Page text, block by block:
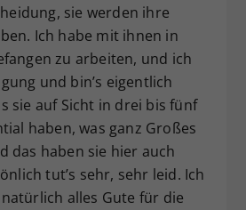
sie werden ihre
Ich habe mit ihnen in
zu arbeiten, und ich
und bin’s eigentlich
sie auf Sicht in drei bis fünf
haben, was ganz Großes
das haben sie hier auch
tut’s sehr, sehr leid. Ich
alles Gute für die